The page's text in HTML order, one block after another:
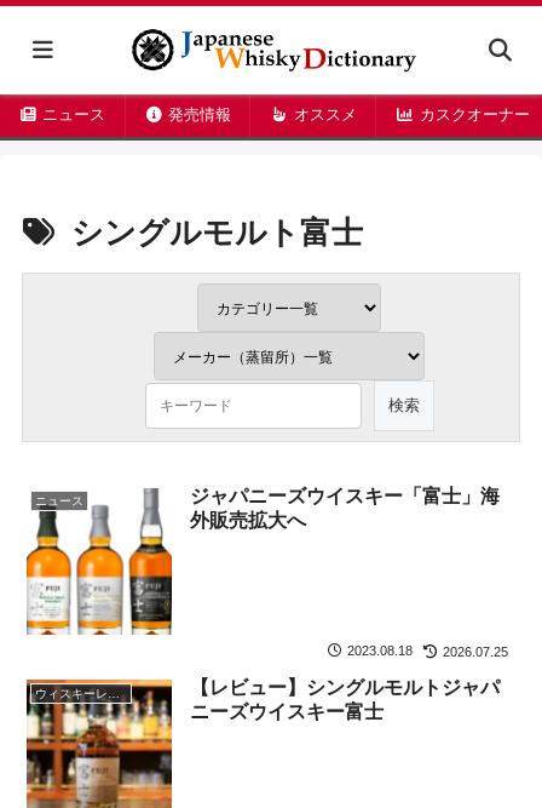
ニュース 発売情報 オススメ カスクオーナー
シングルモルト富士
ニュース
ジャパニーズウイスキー「富士」海
外販売拡大へ
2023.08.18 2026.07.25
【レビュー】シングルモルトジャパ
ニーズウイスキー富士